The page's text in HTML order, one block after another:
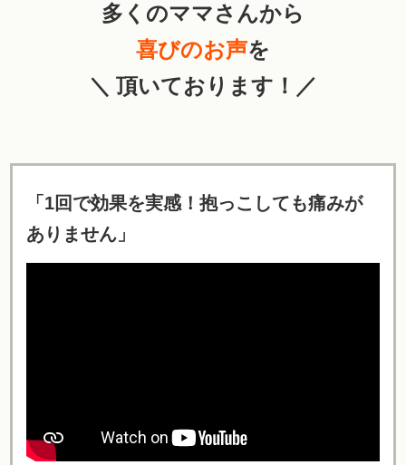
多くのママさんから
喜びのお声を
＼ 頂いております！／
「1回で効果を実感！抱っこしても痛みが
ありません」